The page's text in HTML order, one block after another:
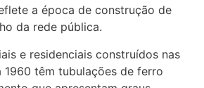
a época de construção de
da rede pública.
e residenciais construídos nas
1960 têm tubulações de ferro